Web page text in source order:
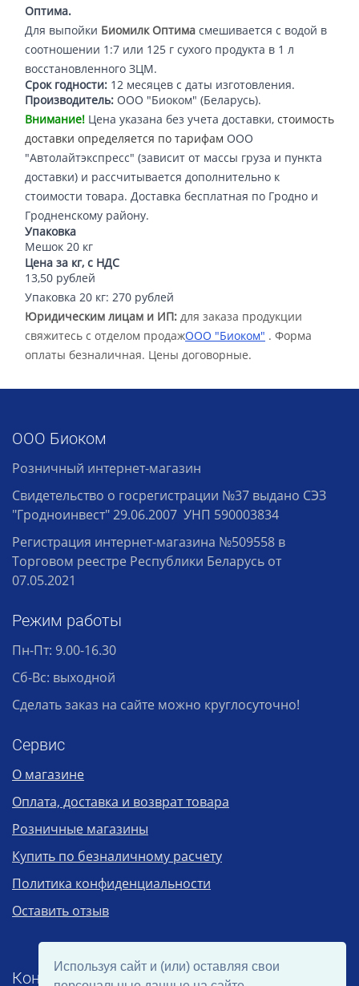
Используя сайт и (или) оставляя свои
Оптима.
Для выпойки Биомилк Оптима смешивается с водой в
соотношении 1:7 или 125 г сухого продукта в 1 л
восстановленного ЗЦМ.
Срок годности: 12 месяцев с даты изготовления.
Производитель: ООО "Биоком" (Беларусь).
Внимание! Цена указана без учета доставки, стоимость
доставки определяется по тарифам ООО
"Автолайтэкспресс" (зависит от массы груза и пункта
доставки) и рассчитывается дополнительно к
стоимости товара. Доставка бесплатная по Гродно и
Гродненскому району.
Упаковка
Мешок 20 кг
Цена за кг, с НДС
13,50 рублей
Упаковка 20 кг: 270 рублей
Юридическим лицам и ИП: для заказа продукции
свяжитесь с отделом продажООО "Биоком" . Форма
оплаты безналичная. Цены договорные.
ООО Биоком
Розничный интернет-магазин
Свидетельство о госрегистрации №37 выдано СЭЗ
"Гродноинвест" 29.06.2007 УНП 590003834
Регистрация интернет-магазина №509558 в
Торговом реестре Республики Беларусь от
07.05.2021
Режим работы
Пн-Пт: 9.00-16.30
Сб-Вс: выходной
Сделать заказ на сайте можно круглосуточно!
Сервис
О магазине
Оплата, доставка и возврат товара
Розничные магазины
Купить по безналичному расчету
Политика конфиденциальности
Оставить отзыв
Контакты